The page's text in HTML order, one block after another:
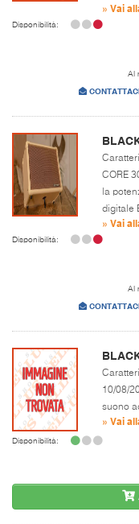
» Vai
Disponibilità:
Al
CORE
la
digitale
» Vai
Disponibilità:
Al
10/08/
suono
» Vai
Disponibilità: